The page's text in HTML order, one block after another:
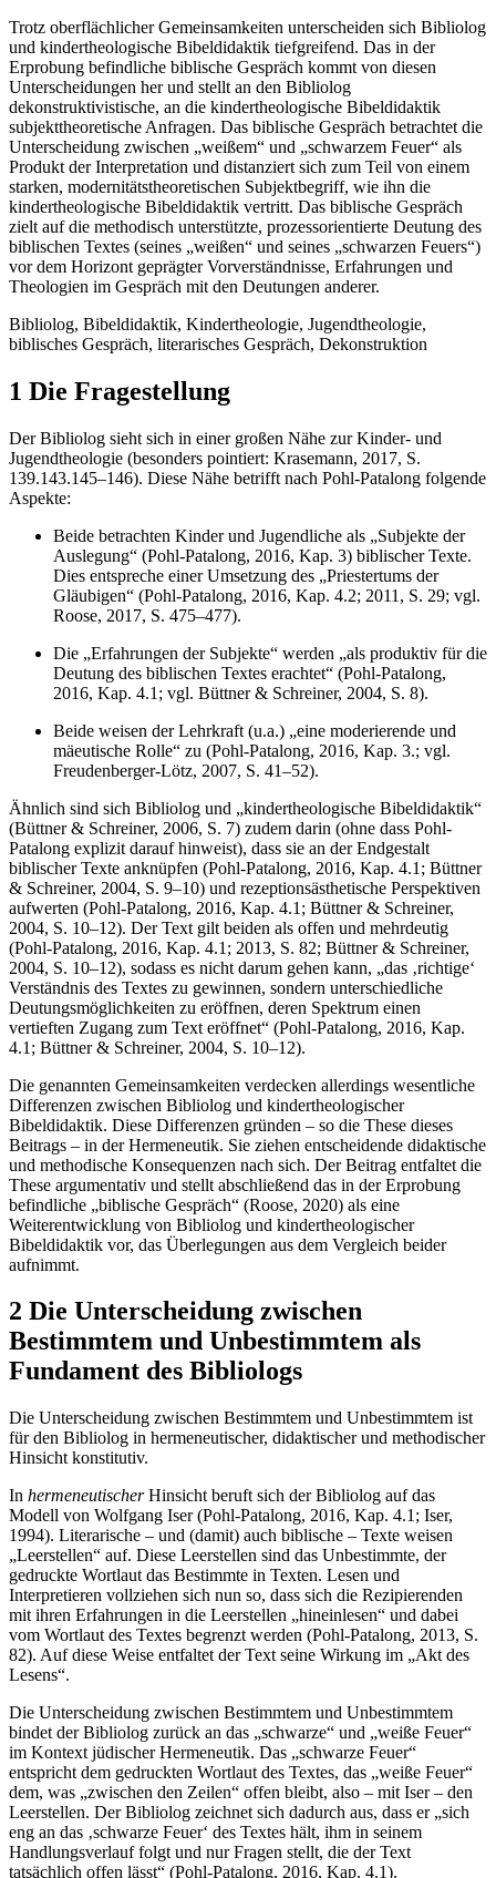
Trotz oberflächlicher Gemeinsamkeiten unterscheiden sich Bibliolog
und kindertheologische Bibeldidaktik tiefgreifend. Das in der
Erprobung befindliche biblische Gespräch kommt von diesen
Unterscheidungen her und stellt an den Bibliolog
dekonstruktivistische, an die kindertheologische Bibeldidaktik
subjekttheoretische Anfragen. Das biblische Gespräch betrachtet die
Unterscheidung zwischen „weißem“ und „schwarzem Feuer“ als
Produkt der Interpretation und distanziert sich zum Teil von einem
starken, modernitätstheoretischen Subjektbegriff, wie ihn die
kindertheologische Bibeldidaktik vertritt. Das biblische Gespräch
zielt auf die methodisch unterstützte, prozessorientierte Deutung des
biblischen Textes (seines „weißen“ und seines „schwarzen Feuers“)
vor dem Horizont geprägter Vorverständnisse, Erfahrungen und
Theologien im Gespräch mit den Deutungen anderer.
Bibliolog, Bibeldidaktik, Kindertheologie, Jugendtheologie,
biblisches Gespräch, literarisches Gespräch, Dekonstruktion
1 Die Fragestellung
Der Bibliolog sieht sich in einer großen Nähe zur Kinder- und
Jugendtheologie (besonders pointiert: Krasemann, 2017, S.
139.143.145–146). Diese Nähe betrifft nach Pohl-Patalong folgende
Aspekte:
Beide betrachten Kinder und Jugendliche als „Subjekte der
Auslegung“ (Pohl-Patalong, 2016, Kap. 3) biblischer Texte.
Dies entspreche einer Umsetzung des „Priestertums der
Gläubigen“ (Pohl-Patalong, 2016, Kap. 4.2; 2011, S. 29; vgl.
Roose, 2017, S. 475–477).
Die „Erfahrungen der Subjekte“ werden „als produktiv für die
Deutung des biblischen Textes erachtet“ (Pohl-Patalong,
2016, Kap. 4.1; vgl. Büttner & Schreiner, 2004, S. 8).
Beide weisen der Lehrkraft (u.a.) „eine moderierende und
mäeutische Rolle“ zu (Pohl-Patalong, 2016, Kap. 3.; vgl.
Freudenberger-Lötz, 2007, S. 41–52).
Ähnlich sind sich Bibliolog und „kindertheologische Bibeldidaktik“
(Büttner & Schreiner, 2006, S. 7) zudem darin (ohne dass Pohl-
Patalong explizit darauf hinweist), dass sie an der Endgestalt
biblischer Texte anknüpfen (Pohl-Patalong, 2016, Kap. 4.1; Büttner
& Schreiner, 2004, S. 9–10) und rezeptionsästhetische Perspektiven
aufwerten (Pohl-Patalong, 2016, Kap. 4.1; Büttner & Schreiner,
2004, S. 10–12). Der Text gilt beiden als offen und mehrdeutig
(Pohl-Patalong, 2016, Kap. 4.1; 2013, S. 82; Büttner & Schreiner,
2004, S. 10–12), sodass es nicht darum gehen kann, „das ‚richtige‘
Verständnis des Textes zu gewinnen, sondern unterschiedliche
Deutungsmöglichkeiten zu eröffnen, deren Spektrum einen
vertieften Zugang zum Text eröffnet“ (Pohl-Patalong, 2016, Kap.
4.1; Büttner & Schreiner, 2004, S. 10–12).
Die genannten Gemeinsamkeiten verdecken allerdings wesentliche
Differenzen zwischen Bibliolog und kindertheologischer
Bibeldidaktik. Diese Differenzen gründen – so die These dieses
Beitrags – in der Hermeneutik. Sie ziehen entscheidende didaktische
und methodische Konsequenzen nach sich. Der Beitrag entfaltet die
These argumentativ und stellt abschließend das in der Erprobung
befindliche „biblische Gespräch“ (Roose, 2020) als eine
Weiterentwicklung von Bibliolog und kindertheologischer
Bibeldidaktik vor, das Überlegungen aus dem Vergleich beider
aufnimmt.
2 Die Unterscheidung zwischen
Bestimmtem und Unbestimmtem als
Fundament des Bibliologs
Die Unterscheidung zwischen Bestimmtem und Unbestimmtem ist
für den Bibliolog in hermeneutischer, didaktischer und methodischer
Hinsicht konstitutiv.
In hermeneutischerHinsicht beruft sich der Bibliolog auf das
Modell von Wolfgang Iser (Pohl-Patalong, 2016, Kap. 4.1; Iser,
1994). Literarische – und (damit) auch biblische – Texte weisen
„Leerstellen“ auf. Diese Leerstellen sind das Unbestimmte, der
gedruckte Wortlaut das Bestimmte in Texten. Lesen und
Interpretieren vollziehen sich nun so, dass sich die Rezipierenden
mit ihren Erfahrungen in die Leerstellen „hineinlesen“ und dabei
vom Wortlaut des Textes begrenzt werden (Pohl-Patalong, 2013, S.
82). Auf diese Weise entfaltet der Text seine Wirkung im „Akt des
Lesens“.
Die Unterscheidung zwischen Bestimmtem und Unbestimmtem
bindet der Bibliolog zurück an das „schwarze“ und „weiße Feuer“
im Kontext jüdischer Hermeneutik. Das „schwarze Feuer“
entspricht dem gedruckten Wortlaut des Textes, das „weiße Feuer“
dem, was „zwischen den Zeilen“ offen bleibt, also – mit Iser – den
Leerstellen. Der Bibliolog zeichnet sich dadurch aus, dass er „sich
eng an das ‚schwarze Feuer‘ des Textes hält, ihm in seinem
Handlungsverlauf folgt und nur Fragen stellt, die der Text
tatsächlich offen lässt“ (Pohl-Patalong, 2016, Kap. 4.1).